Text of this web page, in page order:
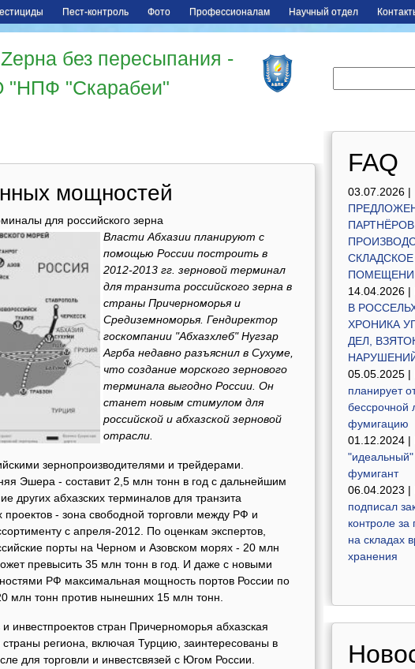
Пест-контроль Фото Профессионалам Научный отдел
без пересыпания -
"Скарабеи"
мощностей
для российского зерна
Власти Абхазии планируют с
помощью России построить в
2012-2013 гг. зерновой терминал
для транзита российского зерна в
страны Причерноморья и
Средиземноморья. Гендиректор
госкомпании "Абхазхлеб" Нугзар
Агрба недавно разъяснил в Сухуме,
что создание морского зернового
терминала выгодно России. Он
станет новым стимулом для
российской и абхазской зерновой
отрасли.
зернопроизводителями и трейдерами.
Эшера - составит 2,5 млн тонн в год с дальнейшим
других абхазских терминалов для транзита
проектов - зона свободной торговли между РФ и
с апреля-2012. По оценкам экспертов,
порты на Черном и Азовском морях - 20 млн
превысить 35 млн тонн в год. И даже с новыми
РФ максимальная мощность портов России по
млн тонн против нынешних 15 млн тонн.
инвестпроектов стран Причерноморья абхазская
региона, включая Турцию, заинтересованы в
для торговли и инвестсвязей с Югом России.
FAQ
03.07.2026 |
СКЛАДСКОЕ
14.04.2026 |
В
ХРОНИКА
ДЕЛ,
НАРУШЕНИЙ
05.05.2025 |
планирует
бессрочной
фумигацию
01.12.2024 |
фумигант
06.04.2023 |
подписал
контроле за
на складах
хранения